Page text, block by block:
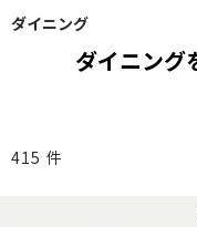
ダイニング
ダイニング
415 件